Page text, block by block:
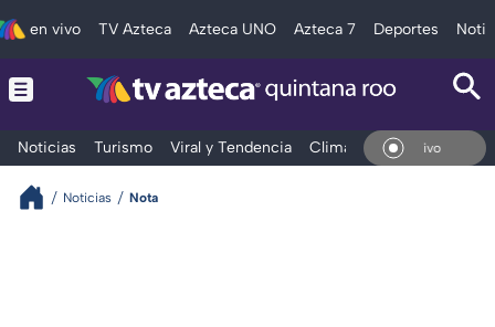
en vivo TV Azteca Azteca UNO Azteca 7 Deportes
Noticias Turismo Viral y Tendencia Clima Tráfico En
Noticias Nota